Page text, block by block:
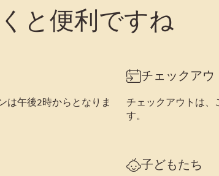
と便利ですね
は午後2時からとなりま
チェックアウ
チェックアウトは
す。
子どもたち